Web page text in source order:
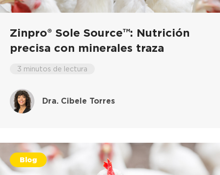
Zinpro® Sole Source™: Nutrición
precisa con minerales traza
3 minutos de lectura
Dra. Cibele Torres
Blog